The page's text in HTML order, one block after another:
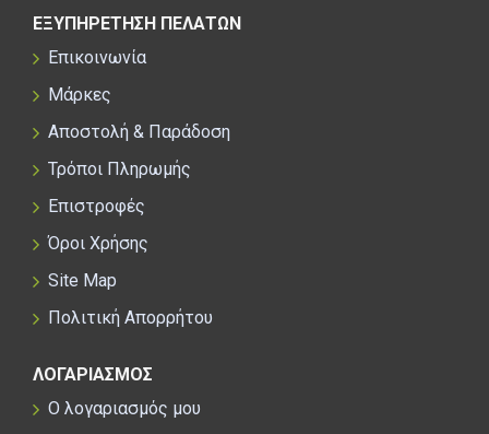
ΕΞΥΠΗΡΕΤΗΣΗ ΠΕΛΑΤΩΝ
Επικοινωνία
Μάρκες
Αποστολή & Παράδοση
Τρόποι Πληρωμής
Επιστροφές
Όροι Χρήσης
Site Map
Πολιτική Απορρήτου
ΛΟΓΑΡΙΑΣΜΟΣ
Ο λογαριασμός μου